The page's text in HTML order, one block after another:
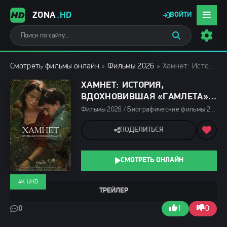
ZONA.HD ВОЙТИ
Смотреть фильмы онлайн » Фильмы 2026 » Хамнет: История, вдохновившая «Гамлета» (2026)
ХАМНЕТ: ИСТОРИЯ,
ВДОХНОВИВШАЯ «ГАМЛЕТА»
(2026)
Фильмы 2026 / Биографические фильмы 2026 / Драмы 2026 / Последние фильмы 2026 / Фильмы апреля 2026 / Новинки кино 2026 / Зарубежные фильмы 2026 / Фильмы 4K / Фильмы весны 2026 / Смотреть фильмы онлайн
ТРЕЙЛЕР
0 1 0
4K UHD
ПОДЕЛИТЬСЯ
СМОТРЕТЬ ОНЛАЙН